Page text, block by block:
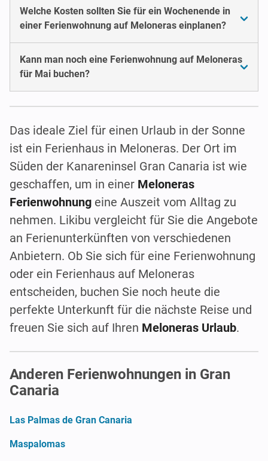
Welche Kosten sollten Sie für ein Wochenende in
einer Ferienwohnung auf Meloneras einplanen?
Kann man noch eine Ferienwohnung auf Meloneras
für Mai buchen?
Das ideale Ziel für einen Urlaub in der Sonne
ist ein Ferienhaus in Meloneras. Der Ort im
Süden der Kanareninsel Gran Canaria ist wie
geschaffen, um in einer Meloneras
Ferienwohnung eine Auszeit vom Alltag zu
nehmen. Likibu vergleicht für Sie die Angebote
an Ferienunterkünften von verschiedenen
Anbietern. Ob Sie sich für eine Ferienwohnung
oder ein Ferienhaus auf Meloneras
entscheiden, buchen Sie noch heute die
perfekte Unterkunft für die nächste Reise und
freuen Sie sich auf Ihren Meloneras Urlaub.
Anderen Ferienwohnungen in Gran
Canaria
Las Palmas de Gran Canaria
Maspalomas